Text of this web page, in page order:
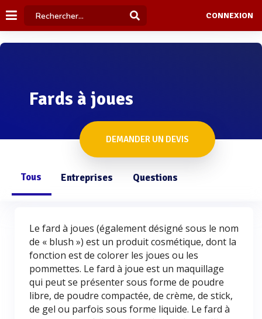
CONNEXION
Fards à joues
DEMANDER UN DEVIS
Tous Entreprises Questions
Le fard à joues (également désigné sous le nom
de « blush ») est un produit cosmétique, dont la
fonction est de colorer les joues ou les
pommettes. Le fard à joue est un maquillage
qui peut se présenter sous forme de poudre
libre, de poudre compactée, de crème, de stick,
de gel ou parfois sous forme liquide. Le fard à